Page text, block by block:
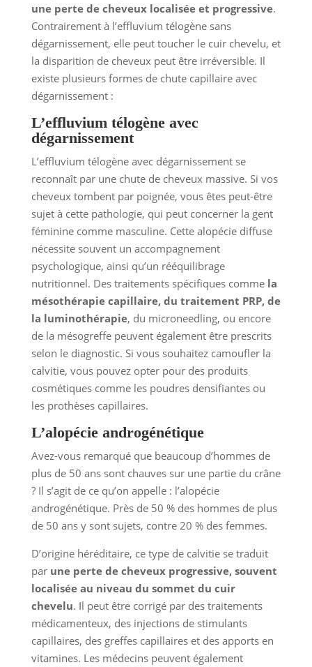
une perte de cheveux localisée et progressive.
Contrairement à l’effluvium télogène sans
dégarnissement, elle peut toucher le cuir chevelu, et
la disparition de cheveux peut être irréversible. Il
existe plusieurs formes de chute capillaire avec
dégarnissement :
L’effluvium télogène avec
dégarnissement
L’effluvium télogène avec dégarnissement se
reconnaît par une chute de cheveux massive. Si vos
cheveux tombent par poignée, vous êtes peut-être
sujet à cette pathologie, qui peut concerner la gent
féminine comme masculine. Cette alopécie diffuse
nécessite souvent un accompagnement
psychologique, ainsi qu’un rééquilibrage
nutritionnel. Des traitements spécifiques commela
mésothérapie capillaire, du traitement PRP, de
la luminothérapie, du microneedling, ou encore
de la mésogreffe peuvent également être prescrits
selon le diagnostic. Si vous souhaitez camoufler la
calvitie, vous pouvez opter pour des produits
cosmétiques comme les poudres densifiantes ou
les prothèses capillaires.
L’alopécie androgénétique
Avez-vous remarqué que beaucoup d’hommes de
plus de 50 ans sont chauves sur une partie du crâne
? Il s’agit de ce qu’on appelle : l’alopécie
androgénétique. Près de 50 % des hommes de plus
de 50 ans y sont sujets, contre 20 % des femmes.
D’origine héréditaire, ce type de calvitie se traduit
par une perte de cheveux progressive, souvent
localisée au niveau du sommet du cuir
chevelu. Il peut être corrigé par des traitements
médicamenteux, des injections de stimulants
capillaires, des greffes capillaires et des apports en
vitamines. Les médecins peuvent également